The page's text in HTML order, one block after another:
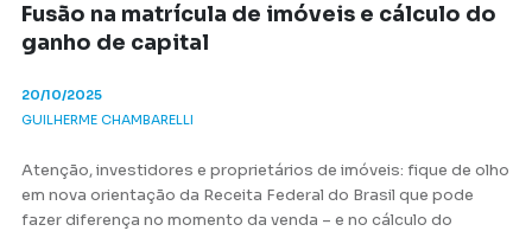
Fusão na matrícula de imóveis e cálculo do
ganho de capital
20/10/2025
GUILHERME CHAMBARELLI
Atenção, investidores e proprietários de imóveis: fique de olho
em nova orientação da Receita Federal do Brasil que pode
fazer diferença no momento da venda – e no cálculo do